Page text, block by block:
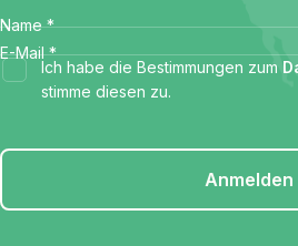
Name *
E-Mail *
Ich habe die Bestimmungen zum
stimme diesen zu.
Anmelden